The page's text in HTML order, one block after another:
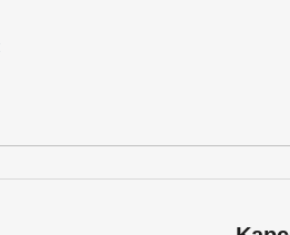
l